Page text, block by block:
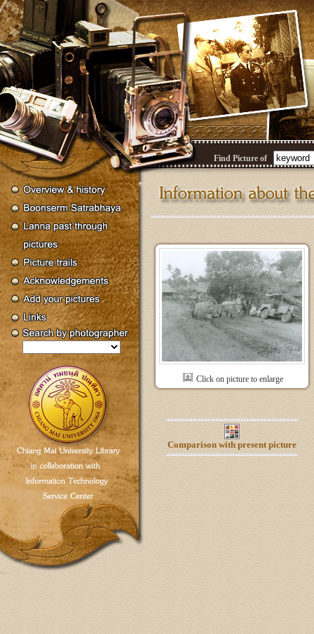
Find Picture of
Click on picture to enlarge
Comparison with present picture